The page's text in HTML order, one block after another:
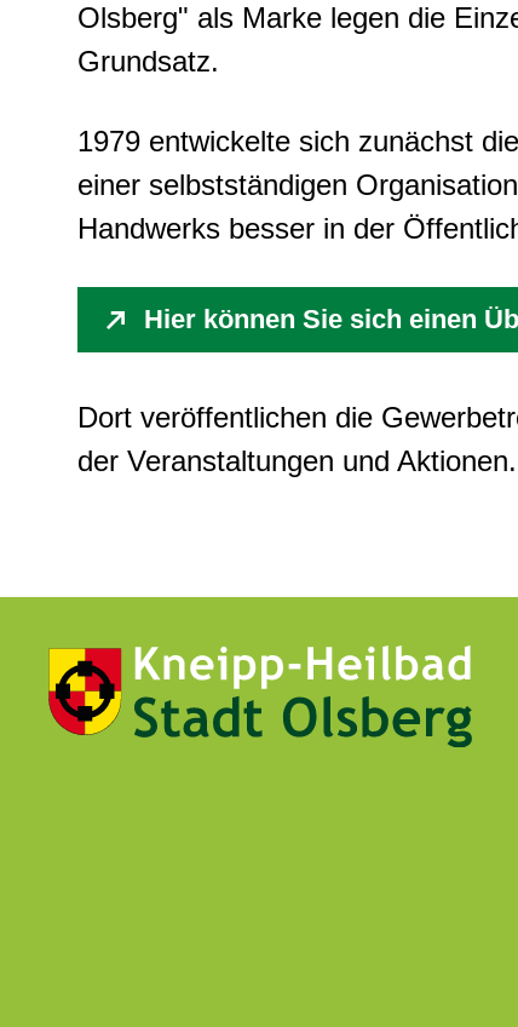
Olsberg" als Marke legen die
Grundsatz.
1979 entwickelte sich zunächst
einer selbstständigen
Handwerks besser in der
Hier können Sie sich einen
Dort veröffentlichen die
der Veranstaltungen und Aktionen.